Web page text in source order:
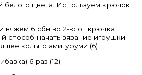
цвета. Используем крючок
вяжем 6 сбн во 2-ю от крючка
способ начать вязание игрушки -
кольцо амигуруми (6).
6 раз (12).